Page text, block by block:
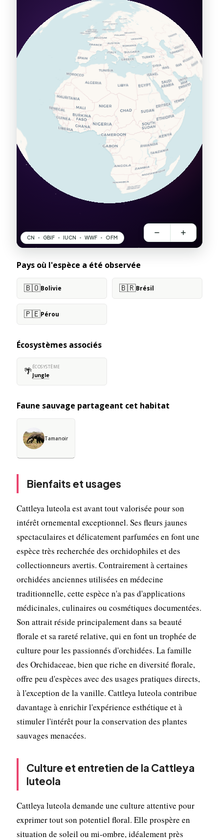
Pays où l'espèce a été observée
🇧🇴Bolivie 🇧🇷Brésil
🇵🇪Pérou
Écosystèmes associés
🌴ÉCOSYSTÈME
Jungle
Faune sauvage partageant cet habitat
Tamanoir
Bienfaits et usages
Cattleya luteola est avant tout valorisée pour son
intérêt ornemental exceptionnel. Ses fleurs jaunes
spectaculaires et délicatement parfumées en font une
espèce très recherchée des orchidophiles et des
collectionneurs avertis. Contrairement à certaines
orchidées anciennes utilisées en médecine
traditionnelle, cette espèce n'a pas d'applications
médicinales, culinaires ou cosmétiques documentées.
Son attrait réside principalement dans sa beauté
florale et sa rareté relative, qui en font un trophée de
culture pour les passionnés d'orchidées. La famille
des Orchidaceae, bien que riche en diversité florale,
offre peu d'espèces avec des usages pratiques directs,
à l'exception de la vanille. Cattleya luteola contribue
davantage à enrichir l'expérience esthétique et à
stimuler l'intérêt pour la conservation des plantes
sauvages menacées.
Culture et entretien de la Cattleya
luteola
Cattleya luteola demande une culture attentive pour
exprimer tout son potentiel floral. Elle prospère en
situation de soleil ou mi-ombre, idéalement près